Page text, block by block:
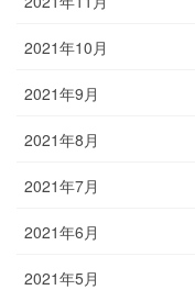
2021年10月
2021年9月
2021年8月
2021年7月
2021年6月
2021年5月